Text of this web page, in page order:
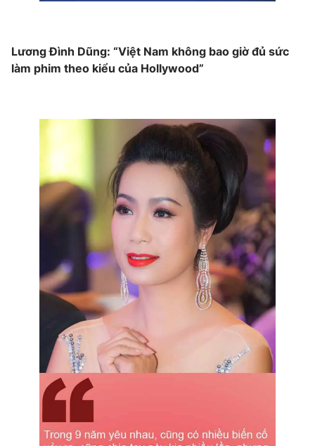
Lương Đình Dũng: “Việt Nam không bao giờ đủ sức
làm phim theo kiểu của Hollywood”